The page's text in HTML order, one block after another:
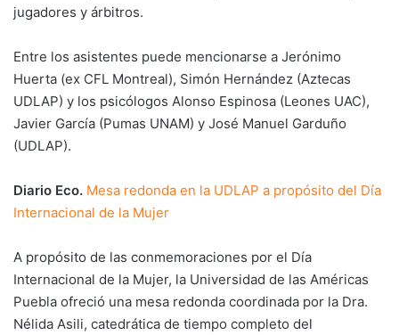
jugadores y árbitros.
Entre los asistentes puede mencionarse a Jerónimo
Huerta (ex CFL Montreal), Simón Hernández (Aztecas
UDLAP) y los psicólogos Alonso Espinosa (Leones UAC),
Javier García (Pumas UNAM) y José Manuel Garduño
(UDLAP).
Diario Eco. Mesa redonda en la UDLAP a propósito del Día
Internacional de la Mujer
A propósito de las conmemoraciones por el Día
Internacional de la Mujer, la Universidad de las Américas
Puebla ofreció una mesa redonda coordinada por la Dra.
Nélida Asili, catedrática de tiempo completo del